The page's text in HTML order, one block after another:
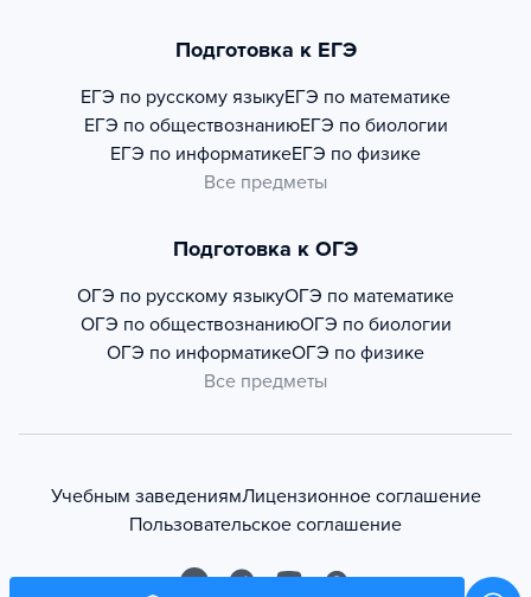
Подготовка к ЕГЭ
ЕГЭ по русскому языкуЕГЭ по математике
ЕГЭ по обществознаниюЕГЭ по биологии
ЕГЭ по информатикеЕГЭ по физике
Все предметы
Подготовка к ОГЭ
ОГЭ по русскому языкуОГЭ по математике
ОГЭ по обществознаниюОГЭ по биологии
ОГЭ по информатикеОГЭ по физике
Все предметы
Учебным заведениямЛицензионное соглашение
Пользовательское соглашение